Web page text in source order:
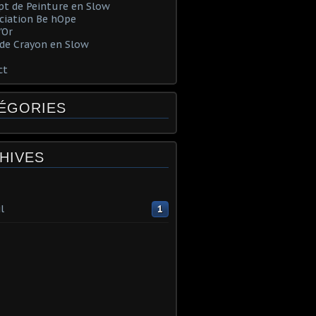
de Peinture en Slow
Be hOpe
Crayon en Slow
1